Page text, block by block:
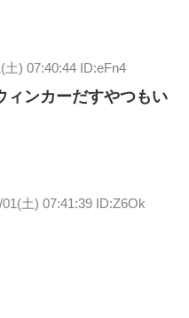
土) 07:40:44 ID:eFn4
ィンカーだすやつもい
01(土) 07:41:39 ID:Z6Ok